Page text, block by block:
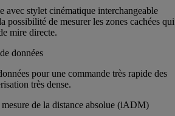
avec stylet cinématique interchangeable
de mesurer les zones cachées qui
mire directe.
données
pour une commande très rapide des
très dense.
mesure de la distance absolue (iADM)